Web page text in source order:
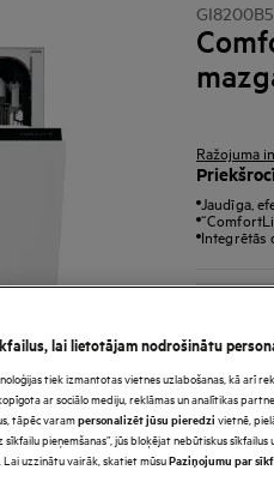
Ražojuma
Jaudīga,
Integrētās
lai lietotājam nodrošinātu
tiek izmantotas vietnes uzlabošanas, kā arī
ar sociālo mediju, reklāmas un analītikas
tāpēc varampersonalizēt jūsu pieredzi vietnē,
pieņemšanas”, jūs bloķējat nebūtiskus
uzzinātu vairāk, skatiet mūsuPaziņojumu par